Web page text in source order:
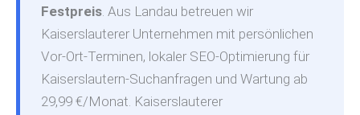
Festpreis. Aus Landau betreuen wir
Kaiserslauterer Unternehmen mit persönlichen
Vor-Ort-Terminen, lokaler SEO-Optimierung für
Kaiserslautern-Suchanfragen und Wartung ab
29,99 €/Monat. Kaiserslauterer